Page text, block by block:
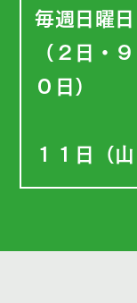
毎週日曜日
（２日・
０日）
１１日（